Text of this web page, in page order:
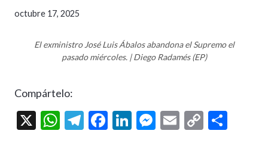
octubre 17, 2025
El exministro José Luis Ábalos abandona el Supremo el
pasado miércoles. | Diego Radamés (EP)
Compártelo:
X
W T
F
Li M E
C